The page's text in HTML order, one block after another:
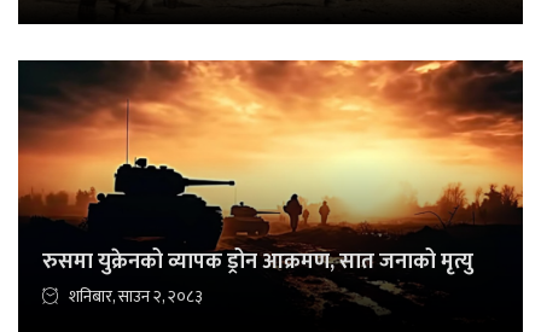
रुसमा युक्रेनको व्यापक ड्रोन आक्रमण, सात जनाको मृत्यु
शनिबार, साउन २, २०८३